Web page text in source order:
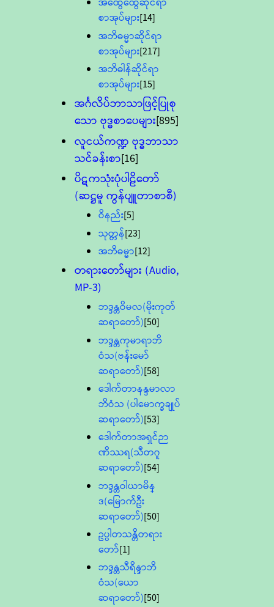
စာအုပ်များ[14]
အဘိဓမ္မာဆိုင်ရာ
စာအုပ်များ[217]
အဘိဓါန်ဆိုင်ရာ
စာအုပ်များ[15]
အင်္ဂလိပ်ဘာသာဖြင့်ပြုစု
သော ဗုဒ္ဓစာပေများ[895]
လူငယ်ကဏ္ဍ ဗုဒ္ဓဘာသာ
သင်ခန်းစာ[16]
ပိဋကသုံးပုံပါဠိတော်
(ဆဋ္ဌမူ ကွန်ပျူတာစာစီ)
ဝိနည်း[5]
သုတ္တန်[23]
အဘိဓမ္မာ[12]
တရားတော်များ (Audio,
MP-3)
ဘဒ္ဒန္တဝိမလ(မိုးကုတ်
ဆရာတော်)[50]
ဘဒ္ဒန္တကုမာရာဘိ
ဝံသ(ဗန်းမော်
ဆရာတော်)[58]
ဒေါက်တာနန္ဒမာလာ
ဘိဝံသ (ပါမောက္ခချုပ်
ဆရာတော်)[53]
ဒေါက်တာအရှင်ဉာ
ဏိဿရ(သီတဂူ
ဆရာတော်)[54]
ဘဒ္ဒန္တဝါယာမိန္
ဒ(မြောက်ဦး
ဆရာတော်)[50]
ဥပ္ပါတသန္တိတရား
တော်[1]
ဘဒ္ဒန္တသီရိန္ဒာဘိ
ဝံသ(ယော
ဆရာတော်)[50]